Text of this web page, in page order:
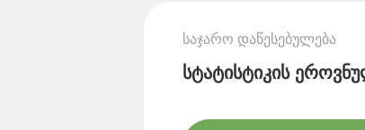
საჯარო დაწესებულება
სტატისტიკის